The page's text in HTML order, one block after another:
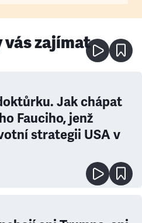
vás zajímat
Jak chápat
Fauciho, jenž
strategii USA v